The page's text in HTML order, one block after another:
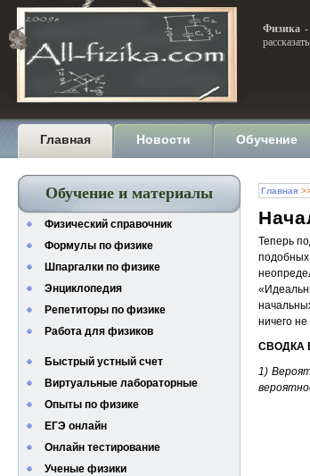
Физика -
Главная Новости Обучение
Обучение и материалы
Физический справочник
Формулы по физике
Шпаргалки по физике
Энциклопедия
Репетиторы по физике
Работа для физиков
Быстрый устный счет
Виртуальные лабораторные
Опыты по физике
ЕГЭ онлайн
Онлайн тестирование
Ученые физики
Главная
Теперь
ничего
СВОДКА
1)